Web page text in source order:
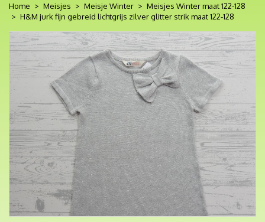
Home Meisjes Meisje Winter
Meisjes Winter maat 122-128
H&M jurk fijn gebreid lichtgrijs zilver glitter strik maat 122-128